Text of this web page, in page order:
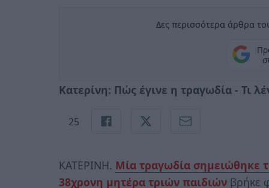
Δες περισσότερα άρθρα
Κατερίνη: Πώς έγινε η τραγωδία - Τι
25
ΚΑΤΕΡΙΝΗ. Μία τραγωδία σημειώθηκε
38χρονη μητέρα τριών παιδιών βρήκε